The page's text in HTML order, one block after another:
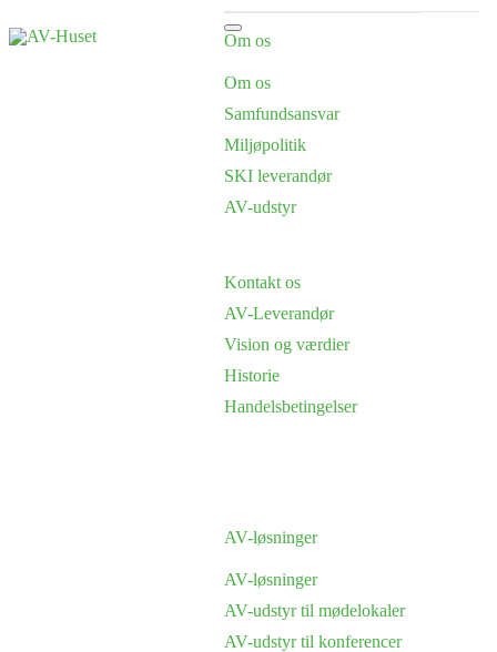
Om os
Om os
Samfundsansvar
Miljøpolitik
SKI leverandør
AV-udstyr
Kontakt os
AV-Leverandør
Vision og værdier
Historie
Handelsbetingelser
AV-løsninger
AV-løsninger
AV-udstyr til mødelokaler
AV-udstyr til konferencer